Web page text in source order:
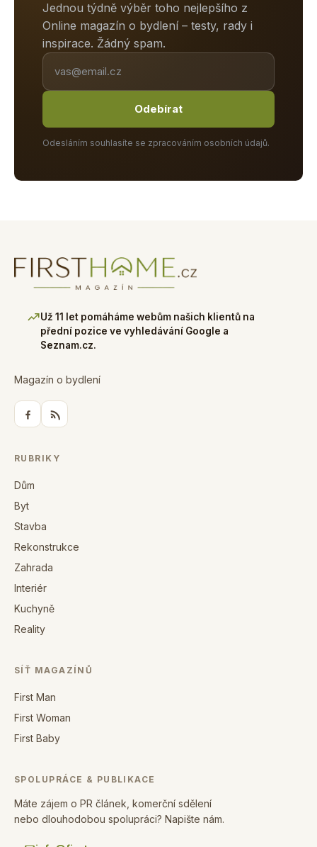
Jednou týdně výběr toho nejlepšího z
Online magazín o bydlení – testy, rady i
inspirace. Žádný spam.
Odebírat
Odesláním souhlasíte se zpracováním osobních údajů.
Už 11 let pomáháme webům našich klientů na
přední pozice ve vyhledávání Google a
Seznam.cz.
Magazín o bydlení
RUBRIKY
Dům
Byt
Stavba
Rekonstrukce
Zahrada
Interiér
Kuchyně
Reality
SÍŤ MAGAZÍNŮ
First Man
First Woman
First Baby
SPOLUPRÁCE & PUBLIKACE
Máte zájem o PR článek, komerční sdělení
nebo dlouhodobou spolupráci? Napište nám.